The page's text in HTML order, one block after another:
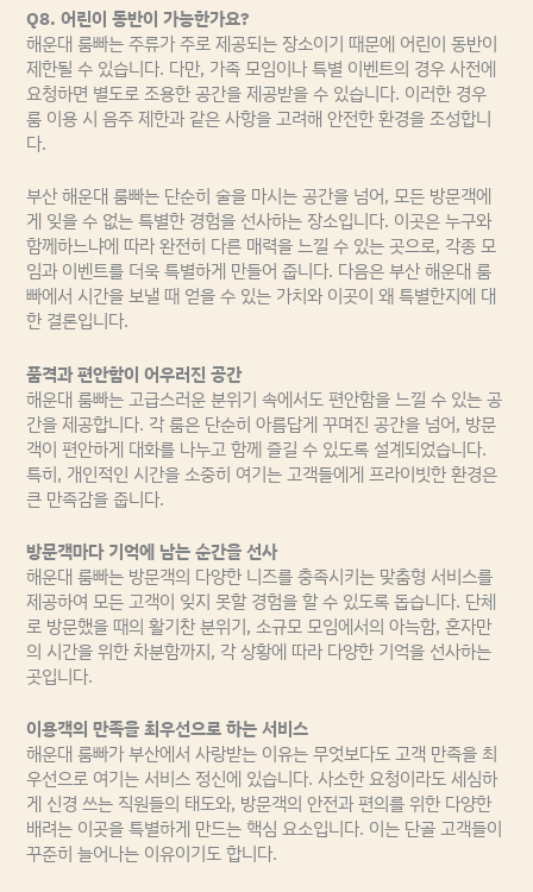
Q8. 어린이 동반이 가능한가요?
해운대 룸빠는 주류가 주로 제공되는 장소이기 때문에 어린이 동반이
제한될 수 있습니다. 다만, 가족 모임이나 특별 이벤트의 경우 사전에
요청하면 별도로 조용한 공간을 제공받을 수 있습니다. 이러한 경우
룸 이용 시 음주 제한과 같은 사항을 고려해 안전한 환경을 조성합니
다.
부산 해운대 룸빠는 단순히 술을 마시는 공간을 넘어, 모든 방문객에
게 잊을 수 없는 특별한 경험을 선사하는 장소입니다. 이곳은 누구와
함께하느냐에 따라 완전히 다른 매력을 느낄 수 있는 곳으로, 각종 모
임과 이벤트를 더욱 특별하게 만들어 줍니다. 다음은 부산 해운대 룸
빠에서 시간을 보낼 때 얻을 수 있는 가치와 이곳이 왜 특별한지에 대
한 결론입니다.
품격과 편안함이 어우러진 공간
해운대 룸빠는 고급스러운 분위기 속에서도 편안함을 느낄 수 있는 공
간을 제공합니다. 각 룸은 단순히 아름답게 꾸며진 공간을 넘어, 방문
객이 편안하게 대화를 나누고 함께 즐길 수 있도록 설계되었습니다.
특히, 개인적인 시간을 소중히 여기는 고객들에게 프라이빗한 환경은
큰 만족감을 줍니다.
방문객마다 기억에 남는 순간을 선사
해운대 룸빠는 방문객의 다양한 니즈를 충족시키는 맞춤형 서비스를
제공하여 모든 고객이 잊지 못할 경험을 할 수 있도록 돕습니다. 단체
로 방문했을 때의 활기찬 분위기, 소규모 모임에서의 아늑함, 혼자만
의 시간을 위한 차분함까지, 각 상황에 따라 다양한 기억을 선사하는
곳입니다.
이용객의 만족을 최우선으로 하는 서비스
해운대 룸빠가 부산에서 사랑받는 이유는 무엇보다도 고객 만족을 최
우선으로 여기는 서비스 정신에 있습니다. 사소한 요청이라도 세심하
게 신경 쓰는 직원들의 태도와, 방문객의 안전과 편의를 위한 다양한
배려는 이곳을 특별하게 만드는 핵심 요소입니다. 이는 단골 고객들이
꾸준히 늘어나는 이유이기도 합니다.